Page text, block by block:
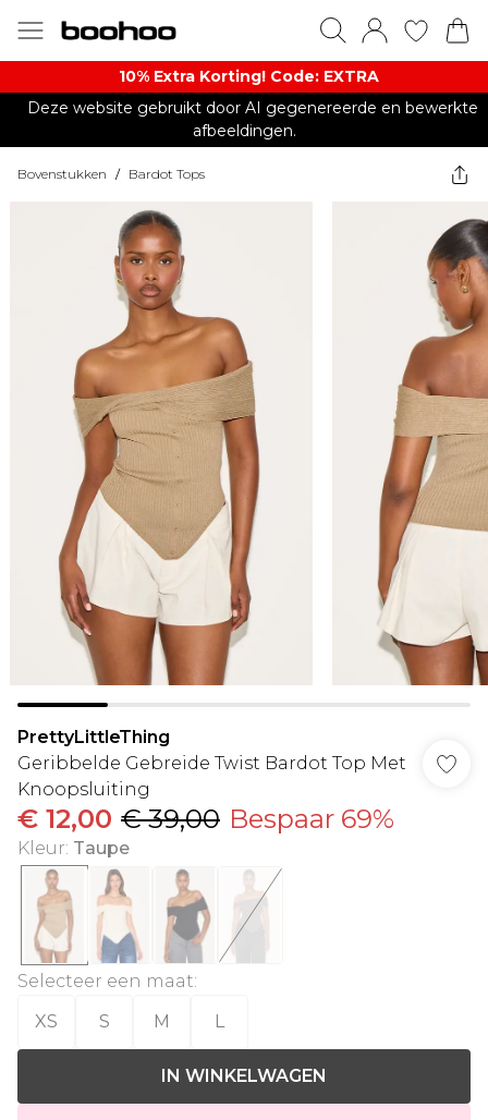
10% Extra Korting! Code: EXTRA​
Deze website gebruikt door AI gegenereerde en bewerkte
afbeeldingen.
Bovenstukken / Bardot Tops
PrettyLittleThing
Geribbelde Gebreide Twist Bardot Top Met
Knoopsluiting
€ 12,00 € 39,00 Bespaar 69%
Kleur: Taupe
Selecteer een maat:
XS
S M L
IN WINKELWAGEN